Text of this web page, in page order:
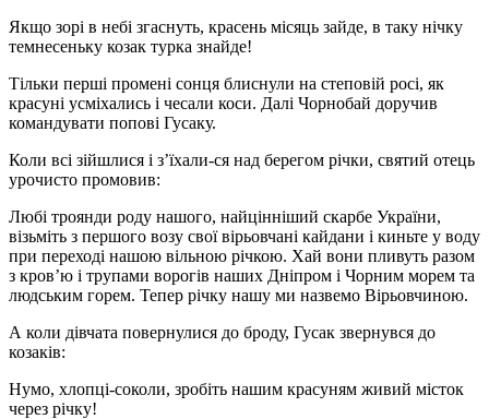
Якщо зорі в небі згаснуть, красень місяць зайде, в таку нічку
темнесеньку козак турка знайде!
Тільки перші промені сонця блиснули на степовій росі, як
красуні усміхались і чесали коси. Далі Чорнобай доручив
командувати попові Гусаку.
Коли всі зійшлися і з’їхали-ся над берегом річки, святий отець
урочисто промовив:
Любі троянди роду нашого, найцінніший скарбе України,
візьміть з першого возу свої вірьовчані кайдани і киньте у воду
при переході нашою вільною річкою. Хай вони пливуть разом
з кров’ю і трупами ворогів наших Дніпром і Чорним морем та
людським горем. Тепер річку нашу ми назвемо Вірьовчиною.
А коли дівчата повернулися до броду, Гусак звернувся до
козаків:
Нумо, хлопці-соколи, зробіть нашим красуням живий місток
через річку!